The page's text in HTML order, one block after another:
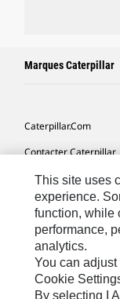
Marques Caterpillar
Caterpillar.com
Contacter Caterpillar
Mes Préférences
Plan Du Site
Cookie Settings
Légales
Confidentialité
This site uses
experience.
function, while
performance,
analytics.
You can
Cookie
By selecting I